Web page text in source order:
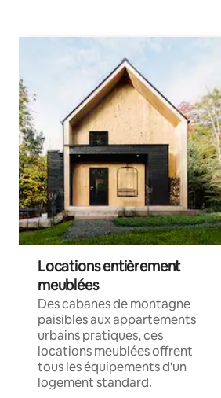
Locations entièrement
meublées
Des cabanes de montagne
paisibles aux appartements
urbains pratiques, ces
locations meublées offrent
tous les équipements d'un
logement standard.